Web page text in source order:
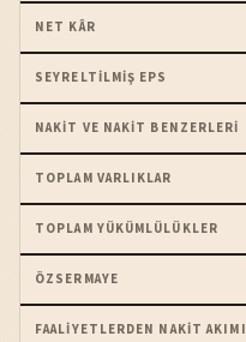
NET KÂR
SEYRELTILMIŞ EPS
NAKIT VE NAKIT BENZERLERI
TOPLAM VARLIKLAR
TOPLAM YÜKÜMLÜLÜKLER
ÖZSERMAYE
FAALIYETLERDEN NAKIT AKIMI